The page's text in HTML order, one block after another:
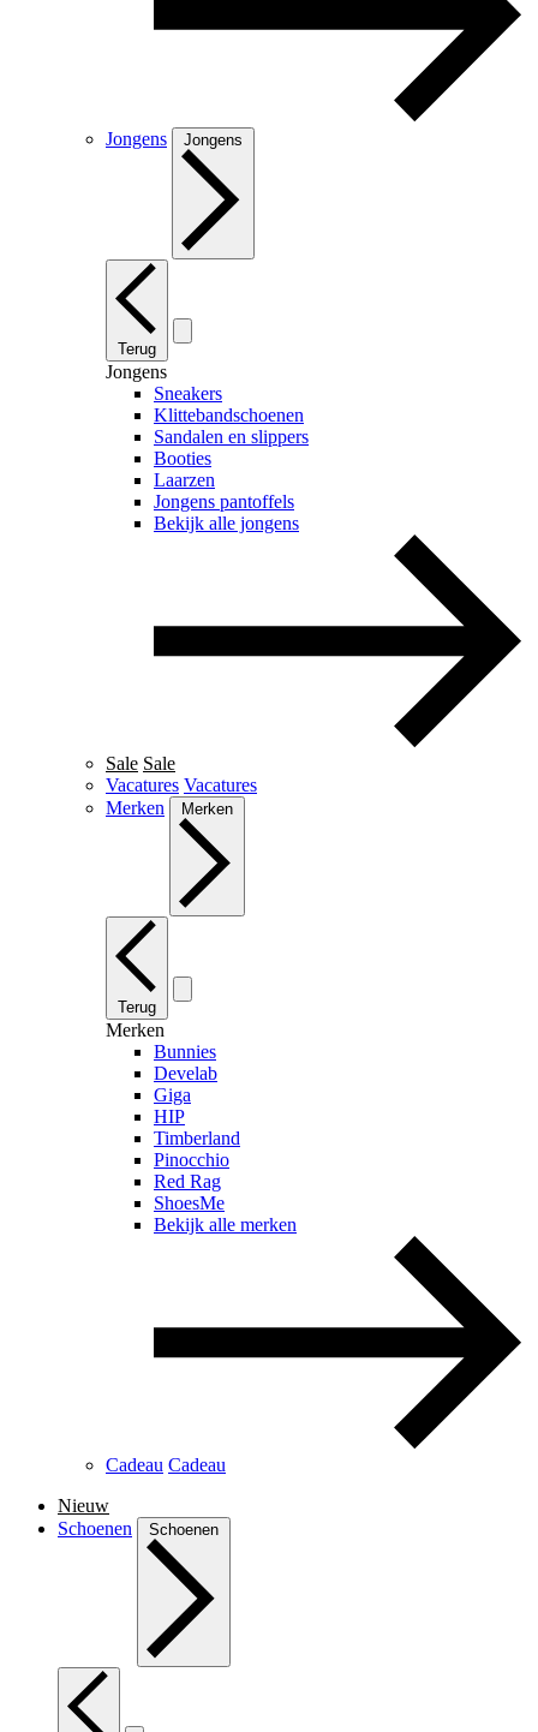
Jongens Jongens
Terug
Jongens
Sneakers
Klittebandschoenen
Sandalen en slippers
Booties
Laarzen
Jongens pantoffels
Bekijk alle jongens
Sale Sale
Vacatures Vacatures
Merken
Merken
Terug
Merken
Bunnies
Develab
Giga
HIP
Timberland
Pinocchio
Red Rag
ShoesMe
Bekijk alle merken
Cadeau Cadeau
Nieuw
Schoenen
Schoenen